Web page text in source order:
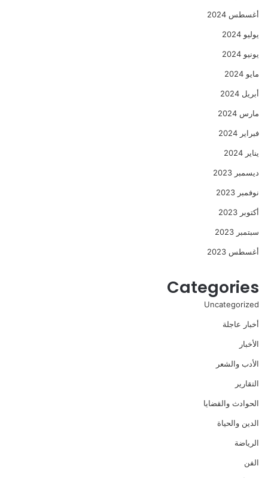
أغسطس 2024
يوليو 2024
يونيو 2024
مايو 2024
أبريل 2024
مارس 2024
فبراير 2024
يناير 2024
ديسمبر 2023
نوفمبر 2023
أكتوبر 2023
سبتمبر 2023
أغسطس 2023
Categories
Uncategorized
أخبار عاجلة
الأخبار
الأدب والشعر
التقارير
الحوادث والقضايا
الدين والحياة
الرياضة
الفن